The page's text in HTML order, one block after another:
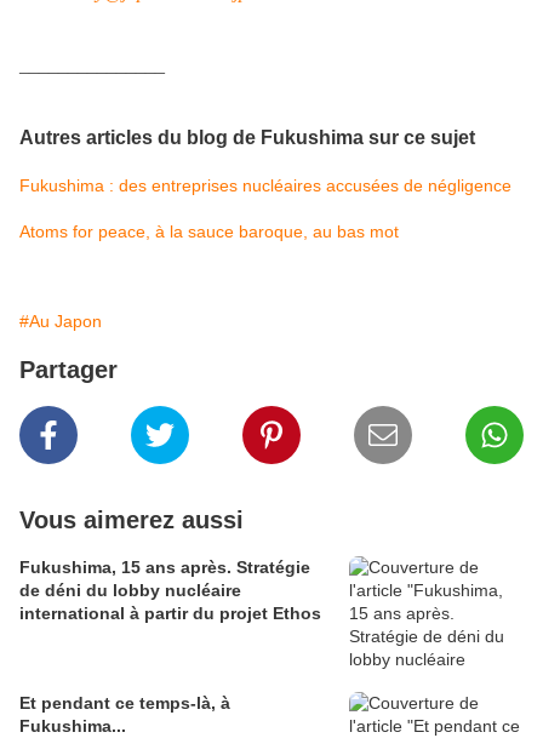
Autres articles du blog de Fukushima sur ce sujet
Fukushima : des entreprises nucléaires accusées de négligence
Atoms for peace, à la sauce baroque, au bas mot
#Au Japon
Partager
Vous aimerez aussi
Fukushima, 15 ans après. Stratégie
de déni du lobby nucléaire
international à partir du projet Ethos
Et pendant ce temps-là, à
Fukushima...